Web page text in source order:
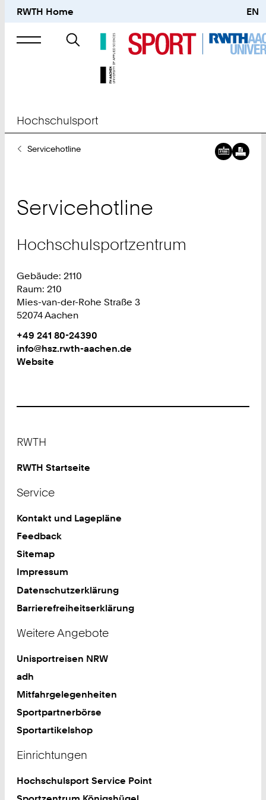
RWTH Home EN
Suche
nach
Hochschulsport
SieServicehotline
Servicehotline
Hochschulsportzentrum
Gebäude: 2110
Raum: 210
Mies-van-der-Rohe Straße 3
52074 Aachen
Work
Telefon:
+
4
0
4
9
+49 241 80-24390
Work
info@hsz.rwth-aachen.de
Website
RWTH
RWTH Startseite
Service
Kontakt und Lagepläne
Feedback
Sitemap
Impressum
Datenschutzerklärung
Barrierefreiheitserklärung
Weitere Angebote
Unisportreisen NRW
adh
Mitfahrgelegenheiten
Sportpartnerbörse
Sportartikelshop
Einrichtungen
Hochschulsport Service Point